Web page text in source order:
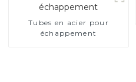
Tubes en acier pour
échappement